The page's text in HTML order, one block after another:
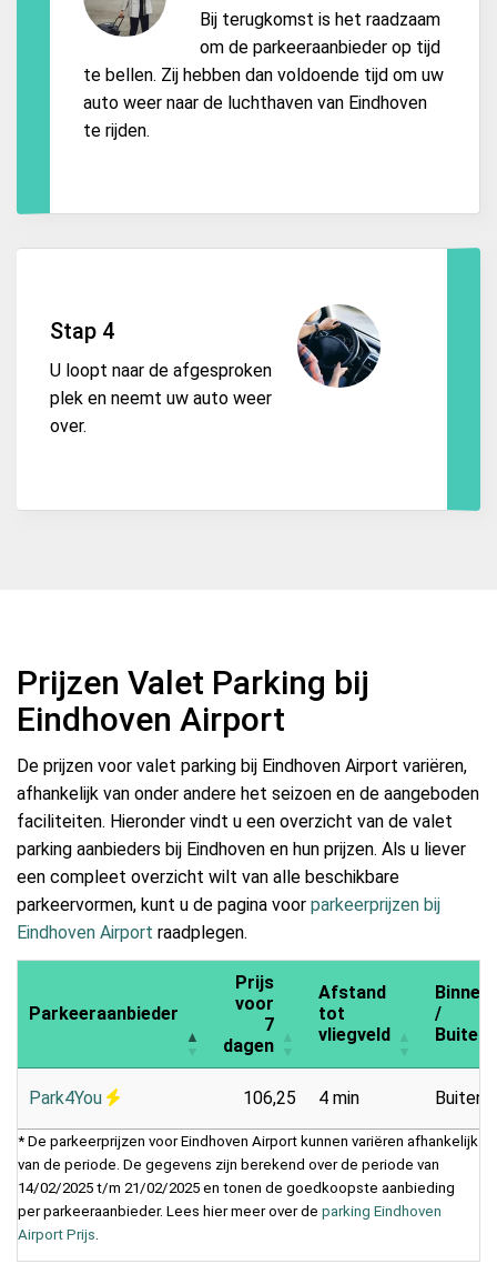
Bij terugkomst is het raadzaam
om de parkeeraanbieder op tijd
te bellen. Zij hebben dan voldoende tijd om uw
auto weer naar de luchthaven van Eindhoven
te rijden.
Stap 4
U loopt naar de afgesproken
plek en neemt uw auto weer
over.
Prijzen Valet Parking bij
Eindhoven Airport
De prijzen voor valet parking bij Eindhoven Airport variëren,
afhankelijk van onder andere het seizoen en de aangeboden
faciliteiten. Hieronder vindt u een overzicht van de valet
parking aanbieders bij Eindhoven en hun prijzen. Als u liever
een compleet overzicht wilt van alle beschikbare
parkeervormen, kunt u de pagina voor parkeerprijzen bij
Eindhoven Airport raadplegen.
Parkeeraanbieder
Prijs
voor
7
dagen
Afstand
tot
vliegveld
Binnen
/
Buiten
Park4You 106,25 4 min Buiten
* De parkeerprijzen voor Eindhoven Airport kunnen variëren afhankelijk
van de periode. De gegevens zijn berekend over de periode van
14/02/2025 t/m 21/02/2025 en tonen de goedkoopste aanbieding
per parkeeraanbieder. Lees hier meer over de parking Eindhoven
Airport Prijs.